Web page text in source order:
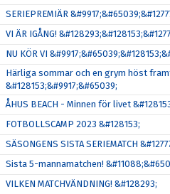
SERIEPREMIÄR
VI ÄR IGÅNG!
NU KÖR VI
Härliga sommar och en grym höst
&#128153;&#9917;&#65039;
ÅHUS BEACH - Minnen för livet
FOTBOLLSCAMP 2023 &#128153;
SÄSONGENS SISTA SERIEMATCH
Sista 5-mannamatchen!
VILKEN MATCHVÄNDNING! &#128293;